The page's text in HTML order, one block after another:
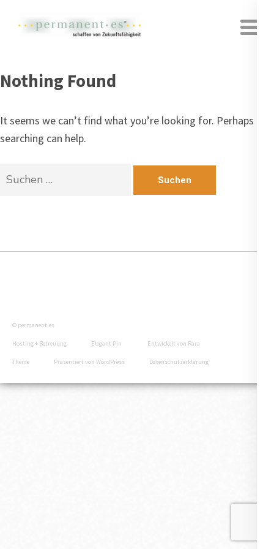
Nothing Found
It seems we can’t find what you’re looking for. Perhaps
searching can help.
© permanent·es
Hosting + Betreuung Elegant Pin Entwickelt von Rara
Theme Präsentiert von WordPress Datenschutzerklärung